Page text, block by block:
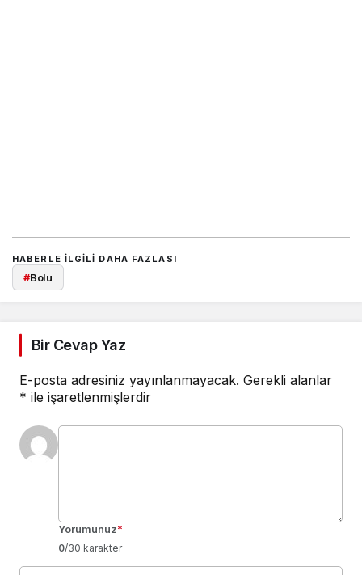
HABERLE ILGILI DAHA FAZLASI
#Bolu
Bir Cevap Yaz
E-posta adresiniz yayınlanmayacak. Gerekli alanlar
* ile işaretlenmişlerdir
Yorumunuz*
0/30 karakter